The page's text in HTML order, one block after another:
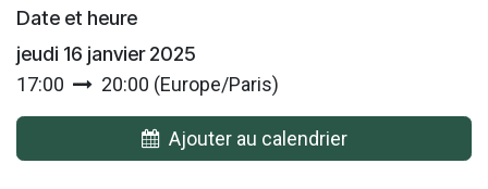
Date et heure
jeudi 16 janvier 2025
17:00
20:00 (Europe/Paris)
Ajouter au calendrier